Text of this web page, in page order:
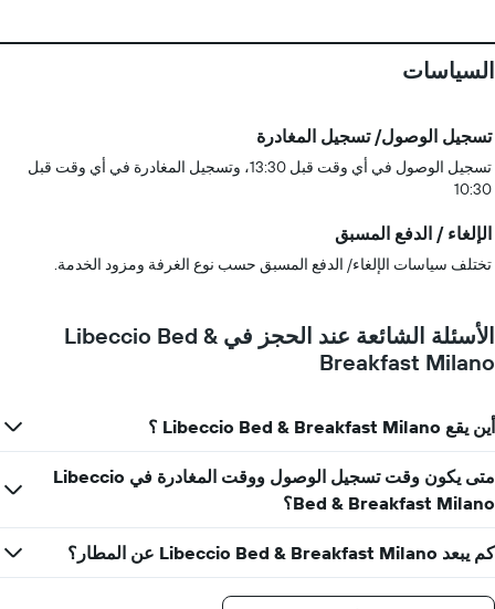
السياسات
تسجيل الوصول/ تسجيل المغادرة
تسجيل الوصول في أي وقت قبل 13:30، وتسجيل المغادرة في أي وقت قبل
10:30
الإلغاء / الدفع المسبق
تختلف سياسات الإلغاء/ الدفع المسبق حسب نوع الغرفة ومزود الخدمة.
الأسئلة الشائعة عند الحجز في Libeccio Bed &
Breakfast Milano
أين يقع Libeccio Bed & Breakfast Milano ؟
متى يكون وقت تسجيل الوصول ووقت المغادرة في Libeccio
Bed & Breakfast Milano؟
كم يبعد Libeccio Bed & Breakfast Milano عن المطار؟